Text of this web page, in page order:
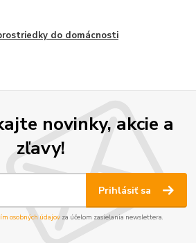
do domácnosti
novinky, akcie a
zľavy!
Prihlásiť sa
osobných údajov za účelom zasielania newslettera.